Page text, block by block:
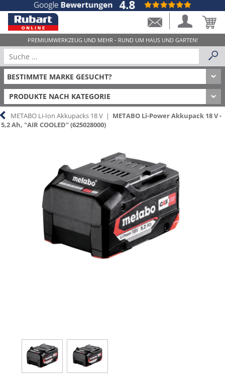
PRODUKTE NACH KATEGORIE
METABO Li-Ion Akkupacks 18 V | METABO Li-Power Akkupack 18 V -
5,2 Ah, "AIR COOLED" (625028000)